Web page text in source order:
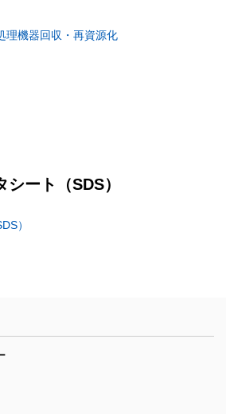
理機器回収・再資源化
シート（SDS）
）